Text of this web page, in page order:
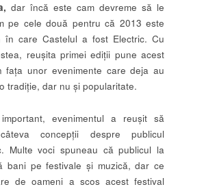
dar încă este cam devreme să le
pe cele două pentru că 2013 este
în care Castelul a fost Electric. Cu
reușita primei ediții pune acest
fața unor evenimente care deja au
tradiție, dar nu și popularitate.
evenimentul a reușit să
concepții despre publicul
Multe voci spuneau că publicul la
bani pe festivale și muzică, dar ce
de oameni a scos acest festival